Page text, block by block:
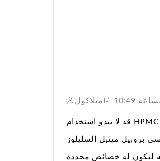
ميلاكول
قد لا يبدو استخدام HPMC في الطعام شائعاً، ولكن له تأثير مهم جداً على حياتنا. لماذا تقول ذلك؟
ليكون له خصائص محددة